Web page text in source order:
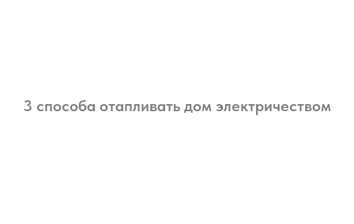
3 способа отапливать дом электричеством